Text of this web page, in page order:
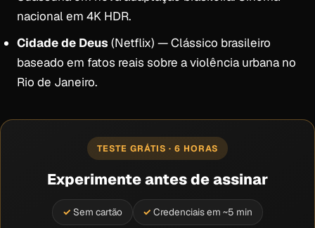
nacional em 4K HDR.
Cidade de Deus (Netflix) — Clássico brasileiro
baseado em fatos reais sobre a violência urbana no
Rio de Janeiro.
TESTE GRÁTIS · 6 HORAS
Experimente antes de assinar
Sem cartão Credenciais em ~5 min